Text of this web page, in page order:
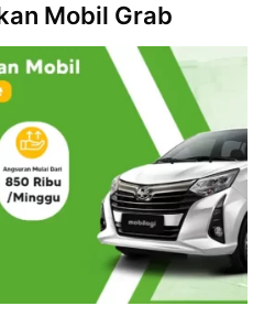
Mobil Grab